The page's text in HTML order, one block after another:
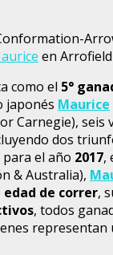
en
como el 5°
japonés Maurice
Carnegie), seis
dos
el año 2017,
& Australia),
edad de correr,
, todos
representan